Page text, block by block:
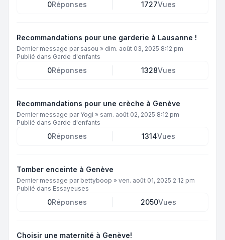
0Réponses 1727Vues
Recommandations pour une garderie à Lausanne !
Dernier message par sasou » dim. août 03, 2025 8:12 pm
Publié dans Garde d'enfants
0Réponses 1328Vues
Recommandations pour une crèche à Genève
Dernier message par Yogi » sam. août 02, 2025 8:12 pm
Publié dans Garde d'enfants
0Réponses 1314Vues
Tomber enceinte à Genève
Dernier message par bettyboop » ven. août 01, 2025 2:12 pm
Publié dans Essayeuses
0Réponses 2050Vues
Choisir une maternité à Genève!